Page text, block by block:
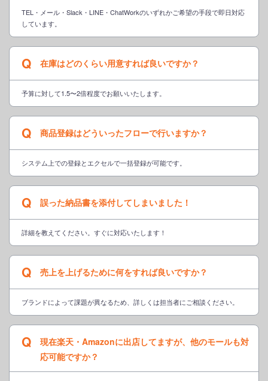
TEL・メール・Slack・LINE・ChatWorkのいずれかご希望の手段で即日対応
しています。
Q 在庫はどのくらい用意すれば良いですか？
予算に対して1.5〜2倍程度でお願いいたします。
Q 商品登録はどういったフローで行いますか？
システム上での登録とエクセルで一括登録が可能です。
Q 誤った納品書を添付してしまいました！
詳細を教えてください。すぐに対応いたします！
Q 売上を上げるために何をすれば良いですか？
ブランドによって課題が異なるため、詳しくは担当者にご相談ください。
Q
現在楽天・Amazonに出店してますが、他のモールも対
応可能ですか？